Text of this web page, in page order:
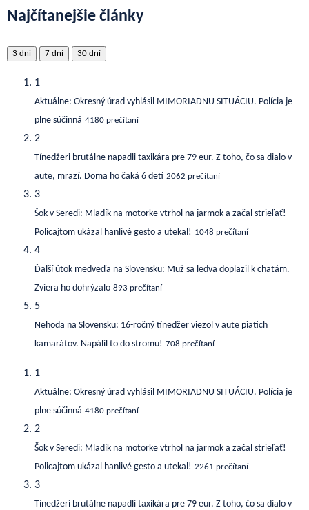
Najčítanejšie články
3 dni 7 dní 30 dní
1
Aktuálne: Okresný úrad vyhlásil MIMORIADNU SITUÁCIU. Polícia je
plne súčinná 4180 prečítaní
2
Tínedžeri brutálne napadli taxikára pre 79 eur. Z toho, čo sa dialo v
aute, mrazí. Doma ho čaká 6 detí 2062 prečítaní
3
Šok v Seredi: Mladík na motorke vtrhol na jarmok a začal strieľať!
Policajtom ukázal hanlivé gesto a utekal! 1048 prečítaní
4
Ďalší útok medveďa na Slovensku: Muž sa ledva doplazil k chatám.
Zviera ho dohrýzalo 893 prečítaní
5
Nehoda na Slovensku: 16-ročný tínedžer viezol v aute piatich
kamarátov. Napálil to do stromu! 708 prečítaní
1
Aktuálne: Okresný úrad vyhlásil MIMORIADNU SITUÁCIU. Polícia je
plne súčinná 4180 prečítaní
2
Šok v Seredi: Mladík na motorke vtrhol na jarmok a začal strieľať!
Policajtom ukázal hanlivé gesto a utekal! 2261 prečítaní
3
Tínedžeri brutálne napadli taxikára pre 79 eur. Z toho, čo sa dialo v